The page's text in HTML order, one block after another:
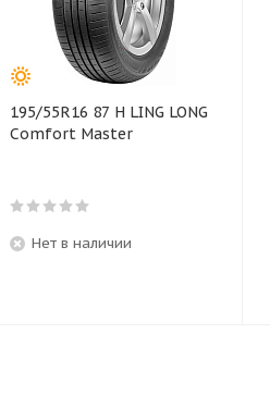
195/55R16 87 H LING LONG
Comfort Master
Нет в наличии